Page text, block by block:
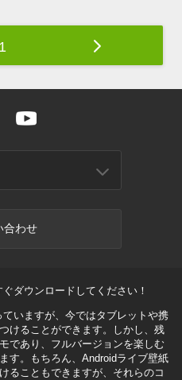
1
合わせ
ダウンロードしてください！
いますが、今ではタブレットや携
けることができます。しかし、残
であり、フルバージョンを楽しむ
す。もちろん、Androidライブ壁紙
ることもできますが、それらのコ